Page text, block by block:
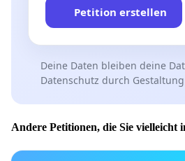
Petition erstellen
Deine Daten bleiben deine
Datenschutz durch Gestaltung
Andere Petitionen, die Sie vielleicht